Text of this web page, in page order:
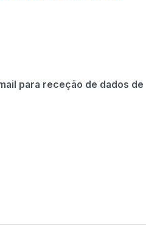
para receção de dados de